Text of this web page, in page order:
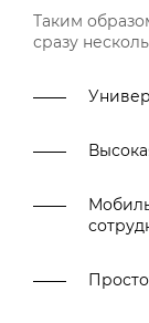
Таким
сразу